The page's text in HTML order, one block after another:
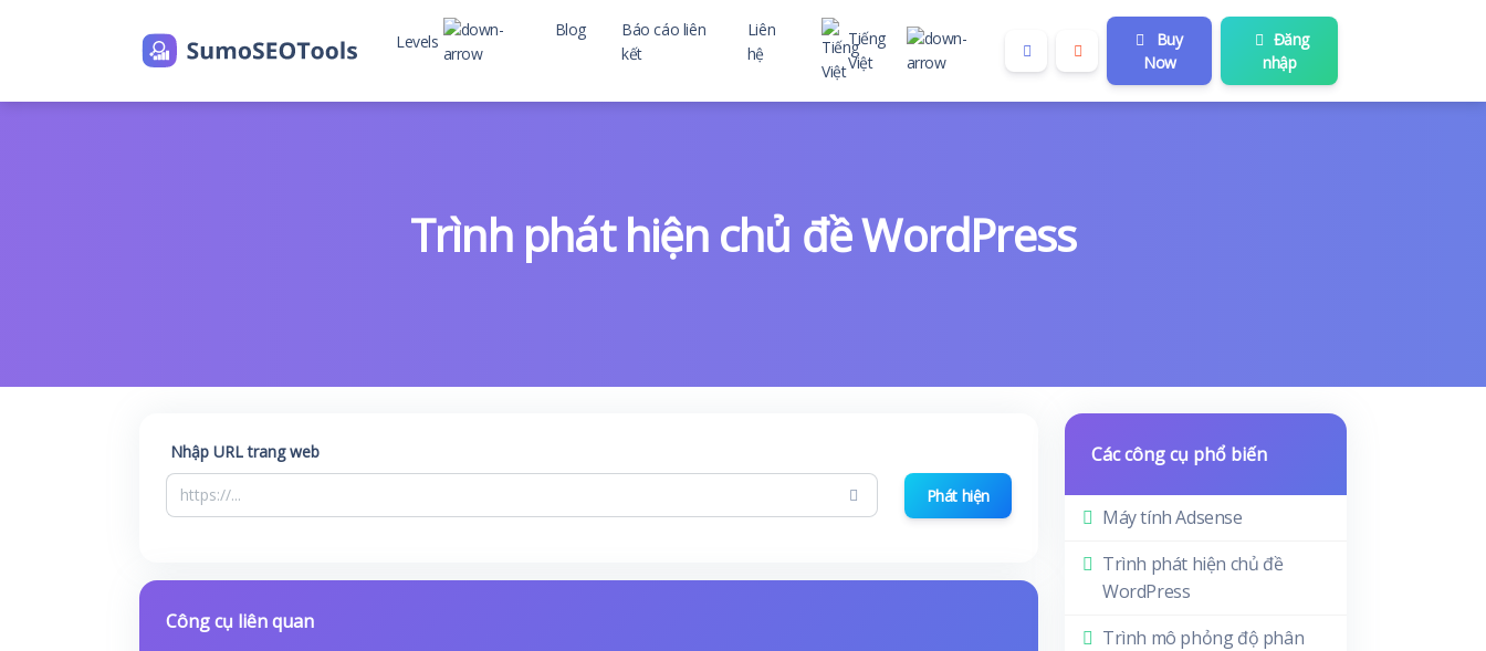
Levels
Level 2
Blog
Báo cáo liên
kết
Liên
hệ
Tiếng
Việt
Buy
Now
Đăng
nhập
Trình phát hiện chủ đề WordPress
Nhập URL trang web
Phát hiện
Công cụ liên quan
Các công cụ phổ biến
Máy tính Adsense
Trình phát hiện chủ đề
WordPress
Trình mô phỏng độ phân